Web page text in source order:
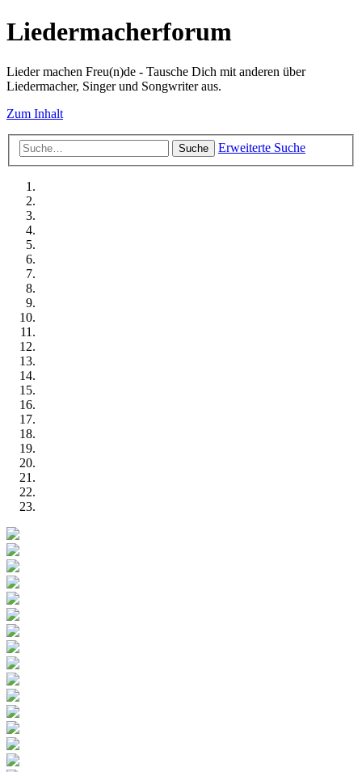
Liedermacherforum
Lieder machen Freu(n)de - Tausche Dich mit anderen über
Liedermacher, Singer und Songwriter aus.
Zum Inhalt
Suche Erweiterte Suche